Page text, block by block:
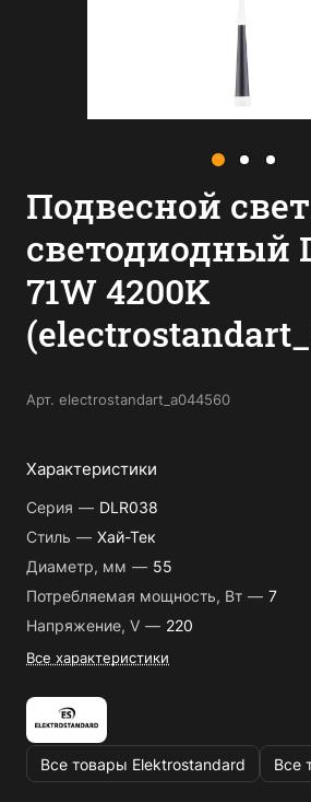
Подвесной
светодиодный
71W 4200K
Арт. electrostandart_a044560
Характеристики
Серия — DLR038
Стиль — Хай-Тек
Диаметр, мм — 55
Потребляемая мощность, Вт — 7
Напряжение, V — 220
Все характеристики
Все товары Elektrostandard Все